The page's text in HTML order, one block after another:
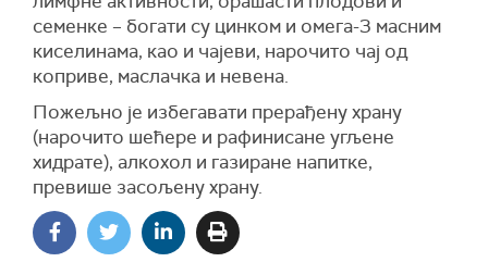
семенке – богати су цинком и омега-3 масним
киселинама, као и чајеви, нарочито чај од
коприве, маслачка и невена.
Пожељно је избегавати прерађену храну
(нарочито шећере и рафинисане угљене
хидрате), алкохол и газиране напитке,
превише засољену храну.